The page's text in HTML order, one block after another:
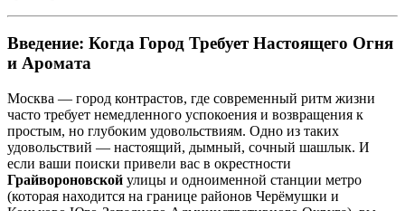
Введение: Когда Город Требует Настоящего Огня
и Аромата
Москва — город контрастов, где современный ритм жизни
часто требует немедленного успокоения и возвращения к
простым, но глубоким удовольствиям. Одно из таких
удовольствий — настоящий, дымный, сочный шашлык. И
если ваши поиски привели вас в окрестности
Грайвороновской улицы и одноименной станции метро
(которая находится на границе районов Черёмушки и